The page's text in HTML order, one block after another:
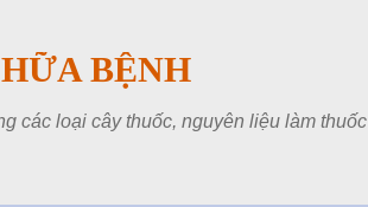
BỆNH
các loại cây thuốc, nguyên liệu làm thuốc